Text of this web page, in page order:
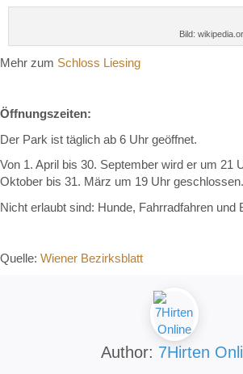
Bild:
Mehr zum Schloss Liesing
Öffnungszeiten:
Der Park ist täglich ab 6 Uhr geöffnet.
Von 1. April bis 30. September wird er um 21
Oktober bis 31. März um 19 Uhr geschlossen.
Nicht erlaubt sind: Hunde, Fahrradfahren und
Quelle: Wiener Bezirksblatt
Author: 7Hirten